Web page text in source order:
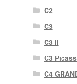
C2
C3
C3 II
C3
C4